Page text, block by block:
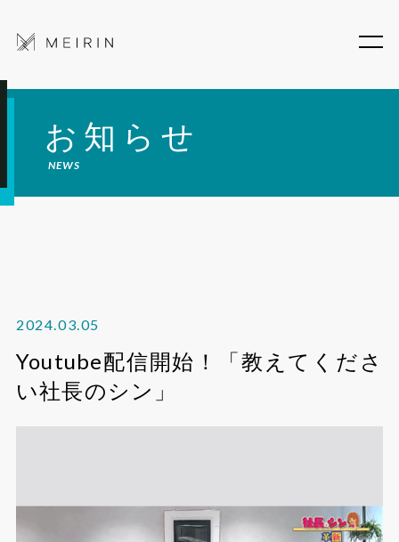
お知らせ
NEWS
2024.03.05
Youtube配信開始！「教えてくださ
い社長のシン」